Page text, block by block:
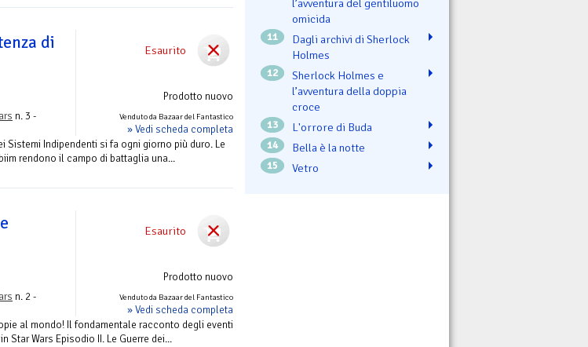
Esaurito
Prodotto nuovo
Venduto da Bazaar del Fantastico
» Vedi scheda completa
di
n. 3 -
Indipendenti si fa ogni giorno più duro. Le
rendono il campo di battaglia una...
Esaurito
Prodotto nuovo
Venduto da Bazaar del Fantastico
» Vedi scheda completa
n. 2 -
al mondo! Il fondamentale racconto degli eventi
Wars Episodio II. Le Guerre dei...
l’avventura del gentiluomo
omicida
11
Dagli archivi di Sherlock
Holmes
12
Sherlock Holmes e
l’avventura della doppia
croce
13 L'orrore di Buda
14 Bella è la notte
15 Vetro